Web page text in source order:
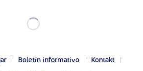
Boletín informativo
Kontakt